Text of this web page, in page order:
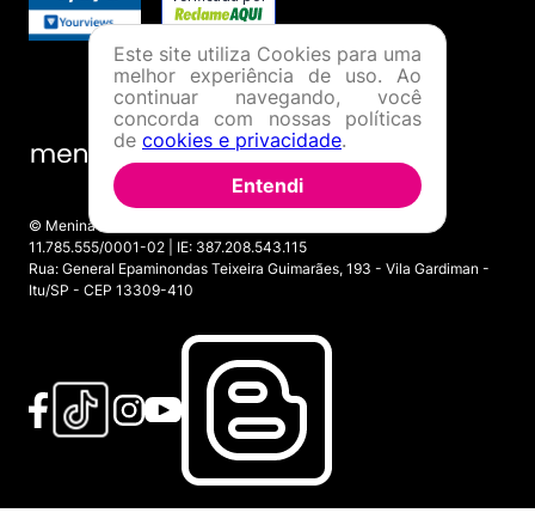
© Menina Shoes Comércio de Modas Eireli - EPP CNPJ:
11.785.555/0001-02 | IE: 387.208.543.115
Rua: General Epaminondas Teixeira Guimarães, 193 - Vila Gardiman -
Itu/SP - CEP 13309-410
Este site utiliza Cookies para uma
melhor experiência de uso. Ao
continuar navegando, você
concorda com nossas políticas
de cookies e privacidade.
Entendi